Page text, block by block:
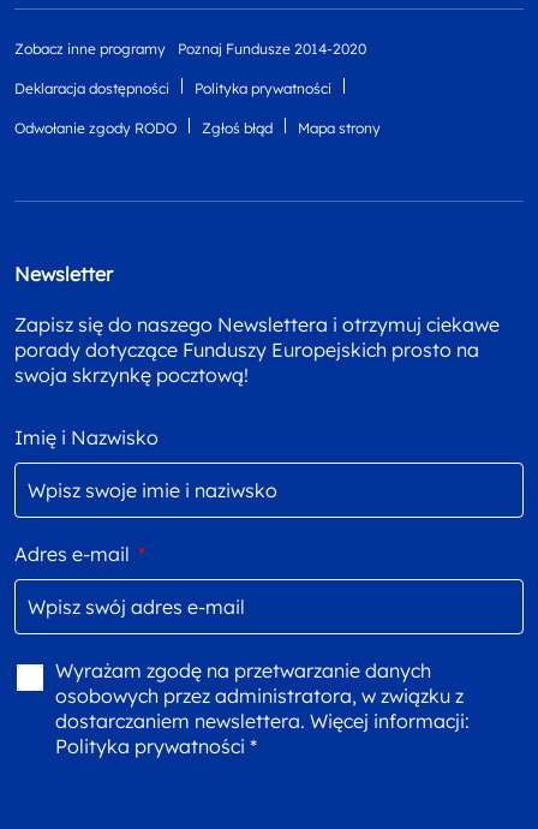
Zobacz inne programy Poznaj Fundusze 2014-2020
Deklaracja dostępności Polityka prywatności
Odwołanie zgody RODO Zgłoś błąd Mapa strony
Newsletter
Zapisz się do naszego Newslettera i otrzymuj ciekawe
porady dotyczące Funduszy Europejskich prosto na
swoja skrzynkę pocztową!
Imię i Nazwisko
Adres e-mail *
Wyrażam zgodę na przetwarzanie danych
osobowych przez administratora, w związku z
dostarczaniem newslettera. Więcej informacji:
Polityka prywatności *